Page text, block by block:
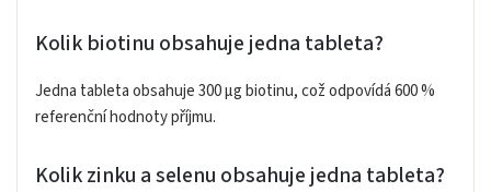
Kolik biotinu obsahuje jedna tableta?
Jedna tableta obsahuje 300 µg biotinu, což odpovídá 600 %
referenční hodnoty příjmu.
Kolik zinku a selenu obsahuje jedna tableta?